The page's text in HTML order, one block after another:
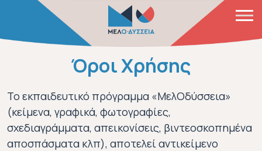
Παράκαμψη προς το κυρίως περιεχόμενο
Όροι Χρήσης
Το εκπαιδευτικό πρόγραμμα «ΜελOδύσσεια»
(κείμενα, γραφικά, φωτογραφίες,
σχεδιαγράμματα, απεικονίσεις, βιντεοσκοπημένα
αποσπάσματα κλπ), αποτελεί αντικείμενο